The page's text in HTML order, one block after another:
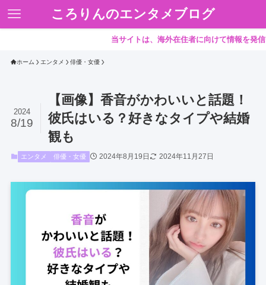
ころりんのエンタメブログ
当サイトは、海外在住者に向けて情報を発信していま
ホーム エンタメ 俳優・女優
【画像】香音がかわいいと話題！
彼氏はいる？好きなタイプや結婚
観も
2024
8/19
エンタメ 俳優・女優 2024年8月19日 2024年11月27日